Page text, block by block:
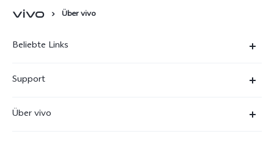
Über vivo
Beliebte Links
X300
Support
Über vivo